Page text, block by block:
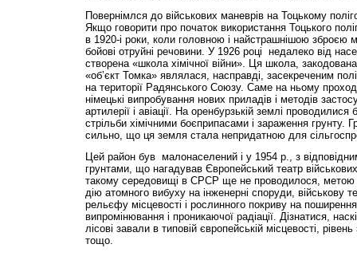
Повернімлся до військових маневрів на Тоцькому
Якщо говорити про початок використання Тоцького
в 1920-і роки, коли головною і найстрашнішою зброєю
бойові отруйні речовини. У 1926 році недалеко від
створена «школа хімічної війни». Ця школа,
«об’єкт Томка» являлася, насправді, засекреченим
на території Радянського Союзу. Саме на ньому
німецькі випробування нових приладів і методів
артилерії і авіації. На оренбурзькій землі проводилися
стрільби хімічними боєприпасами і зараження грунту.
сильно, що ця земля стала непридатною для
Цей район був малонаселений і у 1954 р., з
грунтами, що нагадував Європейський театр
такому середовищі в СРСР ще не проводилося, метою
дію атомного вибуху на інженерні споруди, військову
рельєфу місцевості і рослинного покриву на
випромінювання і проникаючої радіації. Дізнатися,
лісові завали в типовій європейській місцевості,
тощо.